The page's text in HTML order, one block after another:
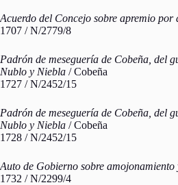
Acuerdo del Concejo sobre apremio por
1707 / N/2779/8
Padrón de meseguería de Cobeña, del
Nublo y Niebla / Cobeña
1727 / N/2452/15
Padrón de meseguería de Cobeña, del
Nublo y Niebla / Cobeña
1728 / N/2452/15
Auto de Gobierno sobre amojonamiento
1732 / N/2299/4